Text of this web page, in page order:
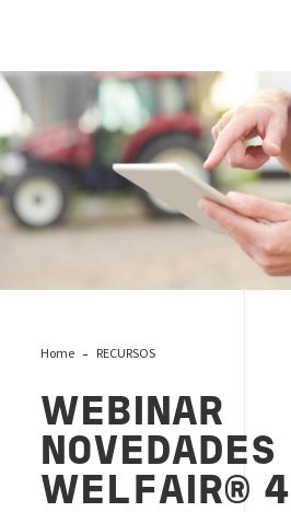
Wbinar Welfair
Home RECURSOS
WEBINAR
NOVEDADES
WELFAIR®